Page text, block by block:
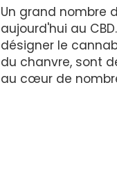
Un grand nombre
aujourd'hui au
désigner le
du chanvre, sont
au cœur de